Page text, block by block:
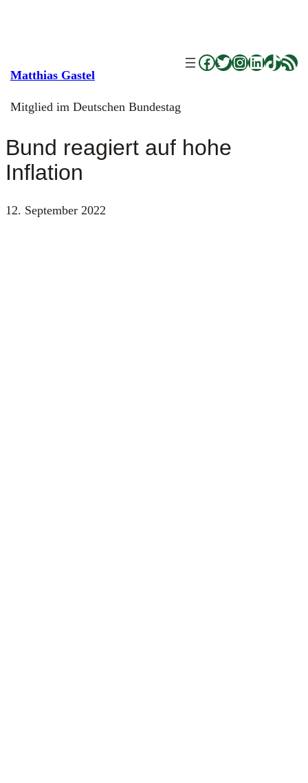
Matthias Gastel
Mitglied im Deutschen Bundestag
Facebook
Twitter
Instagram
LinkedIn
RSS
Bund reagiert auf hohe
Inflation
12. September 2022